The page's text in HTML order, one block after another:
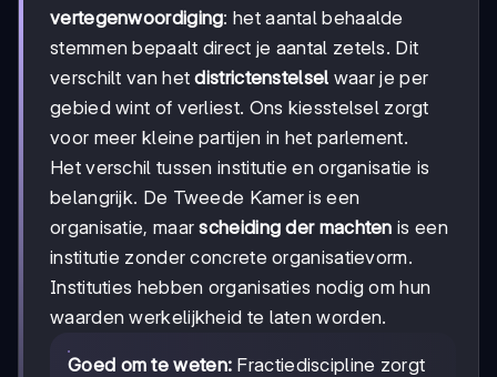
vertegenwoordiging: het aantal behaalde
stemmen bepaalt direct je aantal zetels. Dit
verschilt van hetdistrictenstelsel waar je per
gebied wint of verliest. Ons kiesstelsel zorgt
voor meer kleine partijen in het parlement.
Het verschil tussen institutie en organisatie is
belangrijk. De Tweede Kamer is een
organisatie, maarscheiding der machten is een
institutie zonder concrete organisatievorm.
Instituties hebben organisaties nodig om hun
waarden werkelijkheid te laten worden.
Goed om te weten: Fractiediscipline zorgt